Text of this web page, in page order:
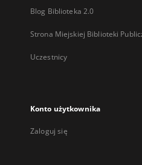
Blog Biblioteka 2.0
Strona Miejskiej Biblioteki
Uczestnicy
Konto użytkownika
Zaloguj się